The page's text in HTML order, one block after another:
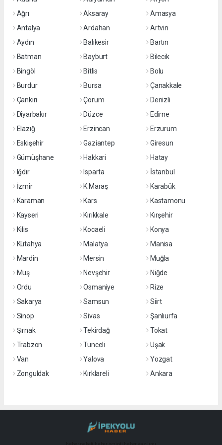
Ağrı
Aksaray
Amasya
Antalya
Ardahan
Artvin
Aydın
Balıkesir
Bartın
Batman
Bayburt
Bilecik
Bingöl
Bitlis
Bolu
Burdur
Bursa
Çanakkale
Çankırı
Çorum
Denizli
Diyarbakır
Düzce
Edirne
Elazığ
Erzincan
Erzurum
Eskişehir
Gaziantep
Giresun
Gümüşhane
Hakkari
Hatay
Iğdır
Isparta
İstanbul
İzmir
K.Maraş
Karabük
Karaman
Kars
Kastamonu
Kayseri
Kırıkkale
Kırşehir
Kilis
Kocaeli
Konya
Kütahya
Malatya
Manisa
Mardin
Mersin
Muğla
Muş
Nevşehir
Niğde
Ordu
Osmaniye
Rize
Sakarya
Samsun
Siirt
Sinop
Sivas
Şanlıurfa
Şırnak
Tekirdağ
Tokat
Trabzon
Tunceli
Uşak
Van
Yalova
Yozgat
Zonguldak
Kırklareli Ankara